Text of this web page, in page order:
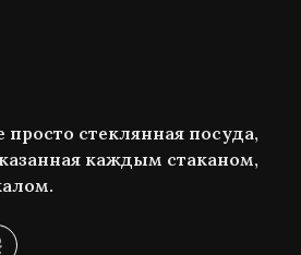
стеклянная посуда,
каждым стаканом,